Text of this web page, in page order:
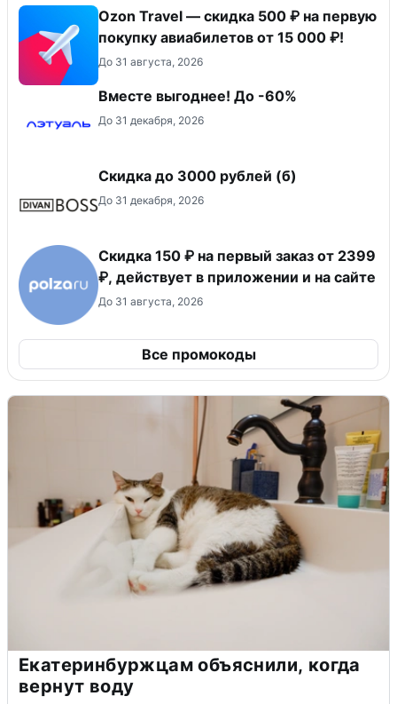
Ozon Travel — скидка 500 ₽ на первую
покупку авиабилетов от 15 000 ₽!
До 31 августа, 2026
Вместе выгоднее! До -60%
До 31 декабря, 2026
Скидка до 3000 рублей (б)
До 31 декабря, 2026
Скидка 150 ₽ на первый заказ от 2399
₽, действует в приложении и на сайте
До 31 августа, 2026
Все промокоды
Екатеринбуржцам объяснили, когда
вернут воду